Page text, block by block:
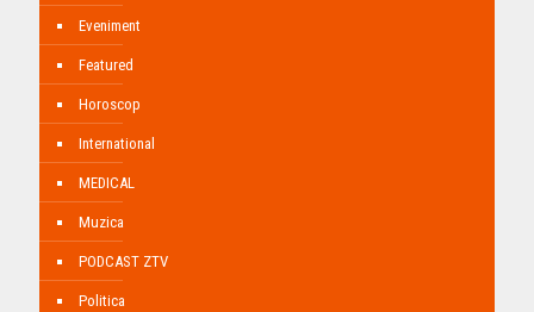
Eveniment
Featured
Horoscop
International
MEDICAL
Muzica
PODCAST ZTV
Politica